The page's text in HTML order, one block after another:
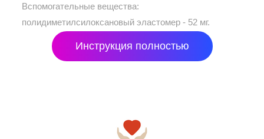
Вспомогательные вещества:
полидиметилсилоксановый эластомер - 52 мг.
Инструкция полностью